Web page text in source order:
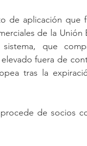
de aplicación que
de la Unión
que
fuera de
tras la
de socios